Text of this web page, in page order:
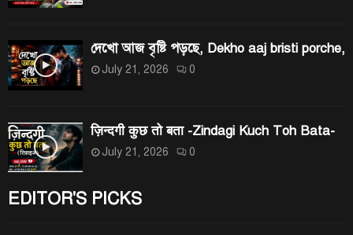
দেখো আজ বৃষ্টি পড়ছে, Dekho aaj bristi porche,
July 21, 2026 0
ज़िन्दगी कुछ तो बता -Zindagi Kuch Toh Bata-
July 21, 2026 0
EDITOR'S PICKS